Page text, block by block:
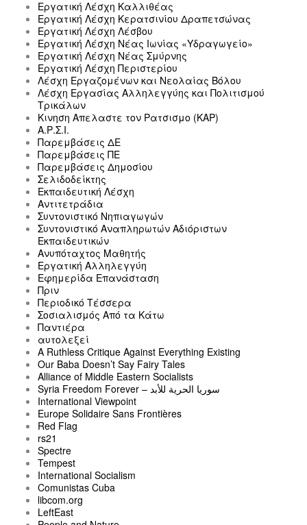
Εργατική Λέσχη Καλλιθέας
Εργατική Λέσχη Κερατσινίου Δραπετσώνας
Εργατική Λέσχη Λέσβου
Εργατική Λέσχη Νέας Ιωνίας «Υδραγωγείο»
Εργατική Λέσχη Νέας Σμύρνης
Εργατική Λέσχη Περιστερίου
Λέσχη Εργαζομένων και Νεολαίας Βόλου
Λέσχη Εργασίας Αλληλεγγύης και Πολιτισμού
Τρικάλων
Κινηση Απελαστε τον Ρατσισμο (ΚΑΡ)
Α.Ρ.Σ.Ι.
Παρεμβάσεις ΔΕ
Παρεμβάσεις ΠΕ
Παρεμβάσεις Δημοσίου
Σελιδοδείκτης
Εκπαιδευτική Λέσχη
Αντιτετράδια
Συντονιστικό Νηπιαγωγών
Συντονιστικό Αναπληρωτών Αδιόριστων
Εκπαιδευτικών
Ανυπόταχτος Μαθητής
Εργατική Αλληλεγγύη
Εφημερίδα Επανάσταση
Πριν
Περιοδικό Τέσσερα
Σοσιαλισμός Από τα Κάτω
Παντιέρα
αυτολεξεί
A Ruthless Critique Against Everything Existing
Our Baba Doesn’t Say Fairy Tales
Alliance of Middle Eastern Socialists
Syria Freedom Forever – سوريا الحرية للأبد
International Viewpoint
Europe Solidaire Sans Frontières
Red Flag
rs21
Spectre
Tempest
International Socialism
Comunistas Cuba
libcom.org
LeftEast